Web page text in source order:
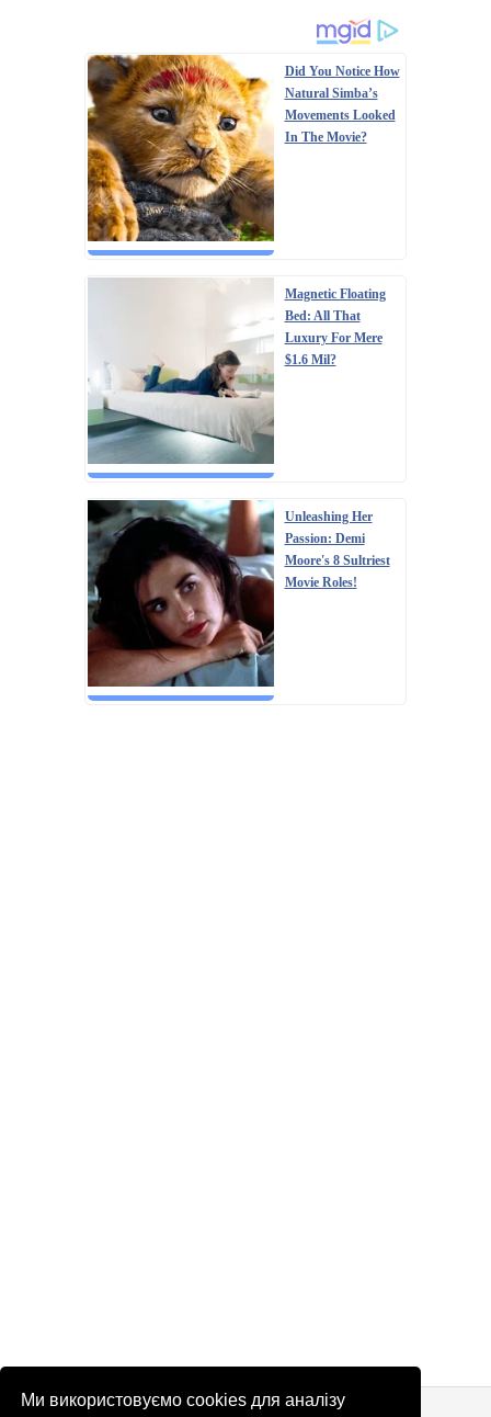
Ми використовуємо cookies для аналізу
Did You Notice How
Natural Simba’s
Movements Looked
In The Movie?
Magnetic Floating
Bed: All That
Luxury For Mere
$1.6 Mil?
Unleashing Her
Passion: Demi
Moore's 8 Sultriest
Movie Roles!
© Патріоти України 2026 Правова інформація